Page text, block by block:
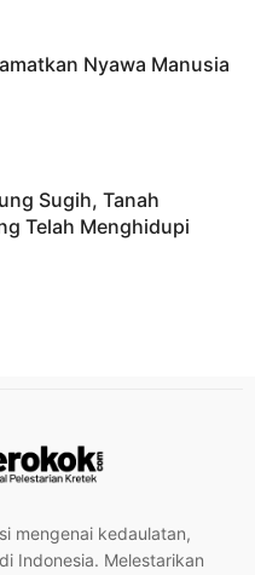
Nyawa Manusia
Sugih, Tanah
Telah Menghidupi
mengenai kedaulatan,
Indonesia. Melestarikan